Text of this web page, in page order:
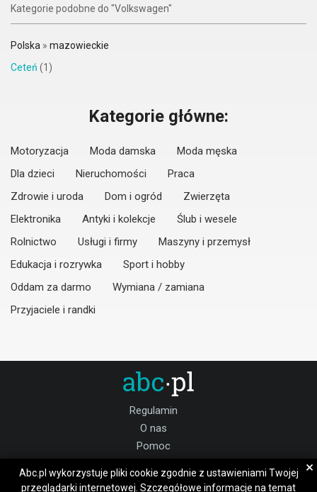
Kategorie podobne do "Volkswagen"
Polska » mazowieckie
Ceteń (1)
Kategorie główne:
Motoryzacja Moda damska
Moda męska
Dla dzieci
Nieruchomości
Praca
Zdrowie i uroda
Dom i ogród
Zwierzęta
Elektronika
Antyki i kolekcje
Ślub i wesele
Rolnictwo
Usługi i firmy
Maszyny i przemysł
Edukacja i rozrywka
Sport i hobby
Oddam za darmo
Wymiana / zamiana
Przyjaciele i randki
Regulamin
O nas
Pomoc
Praca mazowieckie
Abc.pl wykorzystuje pliki cookie zgodnie z ustawieniami Twojej
przeglądarki internetowej. Szczegółowe informacje na temat
×